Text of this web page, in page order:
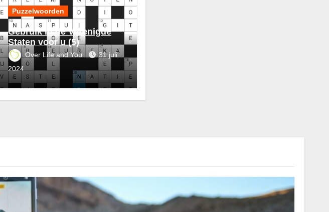
Puzzelwoorden
Gebruik in de Verenigde
Staten voor u (5)
Over Life and You
31 juli
2024